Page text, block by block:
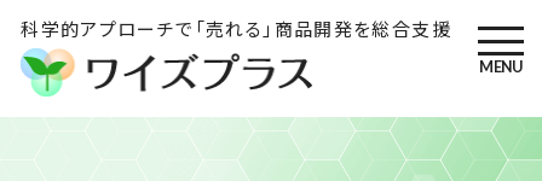
科学的アプローチで「売れる」商品開発を総合支援
ワイズプラス｜鹿児島の特産
MENU